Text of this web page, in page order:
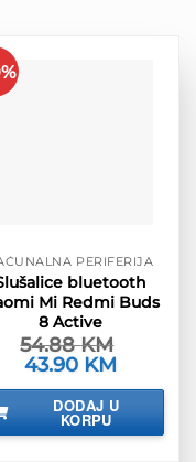
PERIFERIJA
bluetooth
Mi Redmi Buds
8 Active
54.88KM
Izvorna
cijena
bila
54.88 KM.
43.90 KM
je:
43.90 KM.
DODAJ U
KORPU